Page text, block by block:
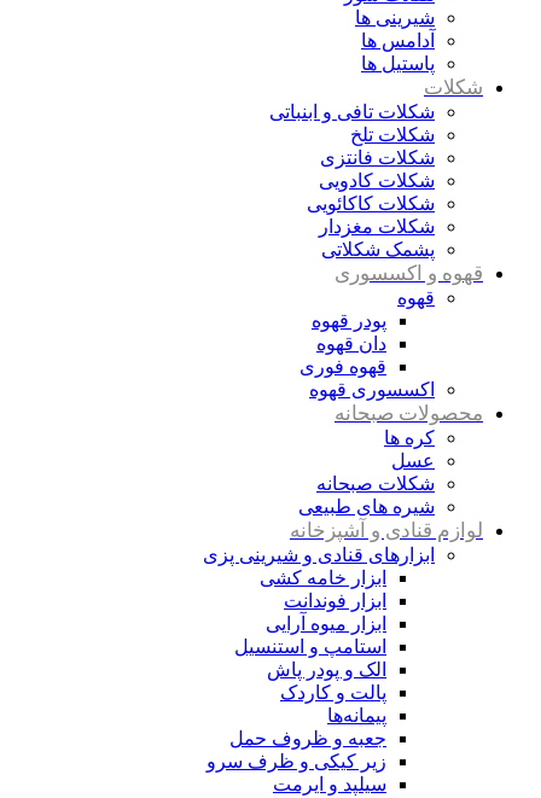
شیرینی ها
آدامس ها
پاستیل ها
شکلات
شکلات تافی و ابنباتی
شکلات تلخ
شکلات فانتزی
شکلات کادویی
شکلات کاکائویی
شکلات مغزدار
پشمک شکلاتی
قهوه و اکسسوری
قهوه
پودر قهوه
دان قهوه
قهوه فوری
اکسسوری قهوه
محصولات صبحانه
کره ها
عسل
شکلات صبحانه
شیره های طبیعی
لوازم قنادی و آشپزخانه
ابزارهای قنادی و شیرینی پزی
ابزار خامه کشی
ابزار فوندانت
ابزار میوه آرایی
استامپ و استنسیل
الک و پودر پاش
پالت و کاردک
پیمانه‌ها
جعبه و ظروف حمل
زیر کیکی و ظرف سرو
سیلپد و ایرمت